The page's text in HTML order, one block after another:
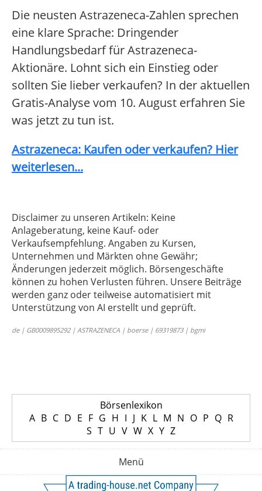
Die neusten Astrazeneca-Zahlen sprechen
eine klare Sprache: Dringender
Handlungsbedarf für Astrazeneca-
Aktionäre. Lohnt sich ein Einstieg oder
sollten Sie lieber verkaufen? In der aktuellen
Gratis-Analyse vom 10. August erfahren Sie
was jetzt zu tun ist.
Astrazeneca: Kaufen oder verkaufen? Hier
weiterlesen...
Disclaimer zu unseren Artikeln: Keine
Anlageberatung, keine Kauf- oder
Verkaufsempfehlung. Angaben zu Kursen,
Unternehmen und Märkten ohne Gewähr;
Änderungen jederzeit möglich. Börsengeschäfte
können zu hohen Verlusten führen. Unsere Beiträge
werden ganz oder teilweise automatisiert mit
Unterstützung von AI erstellt und geprüft.
de | GB0009895292 | ASTRAZENECA | boerse | 69319873 | bgmi
Börsenlexikon
A B C D E F G H I J K L M N O P Q R
S T U V W X Y Z
Menü